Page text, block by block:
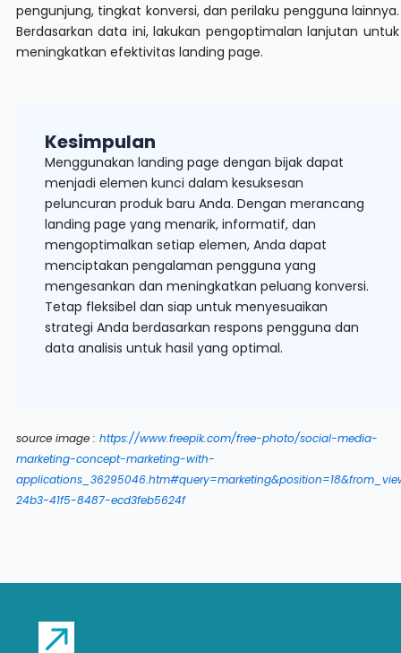
pengunjung, tingkat konversi, dan perilaku pengguna lainnya.
Berdasarkan data ini, lakukan pengoptimalan lanjutan untuk
meningkatkan efektivitas landing page.
Kesimpulan
Menggunakan landing page dengan bijak dapat
menjadi elemen kunci dalam kesuksesan
peluncuran produk baru Anda. Dengan merancang
landing page yang menarik, informatif, dan
mengoptimalkan setiap elemen, Anda dapat
menciptakan pengalaman pengguna yang
mengesankan dan meningkatkan peluang konversi.
Tetap fleksibel dan siap untuk menyesuaikan
strategi Anda berdasarkan respons pengguna dan
data analisis untuk hasil yang optimal.
source image : https://www.freepik.com/free-photo/social-media-
marketing-concept-marketing-with-
24b3-41f5-8487-ecd3feb5624f